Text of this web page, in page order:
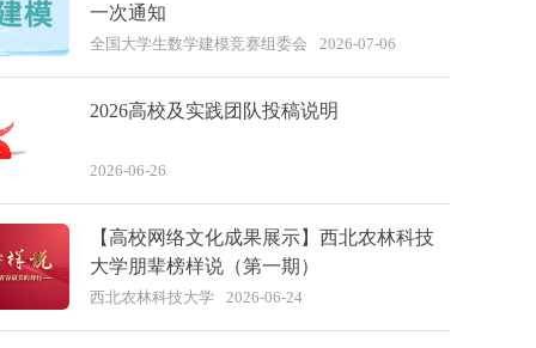
一次通知
全国大学生数学建模竞赛组委会 2026-07-06
2026高校及实践团队投稿说明
2026-06-26
【高校网络文化成果展示】西北农林科技
大学朋辈榜样说（第一期）
西北农林科技大学 2026-06-24